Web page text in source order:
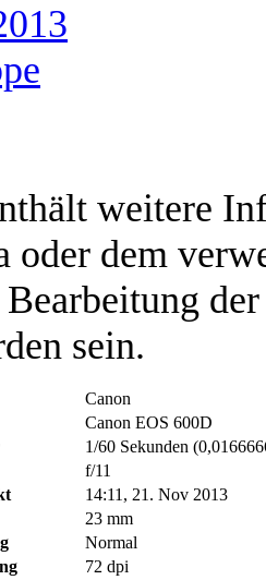
weitere
dem
sein.
Canon
Canon EOS 600D
1/60 Sekunden
f/11
14:11, 21. Nov 2013
23 mm
Normal
72 dpi